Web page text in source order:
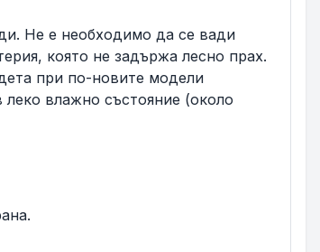
Не е необходимо да се вади
която не задържа лесно прах.
при по-новите модели
влажно състояние (около